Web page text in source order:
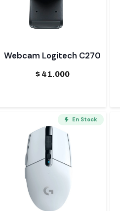
Webcam Logitech C270
$41.000
En Stock